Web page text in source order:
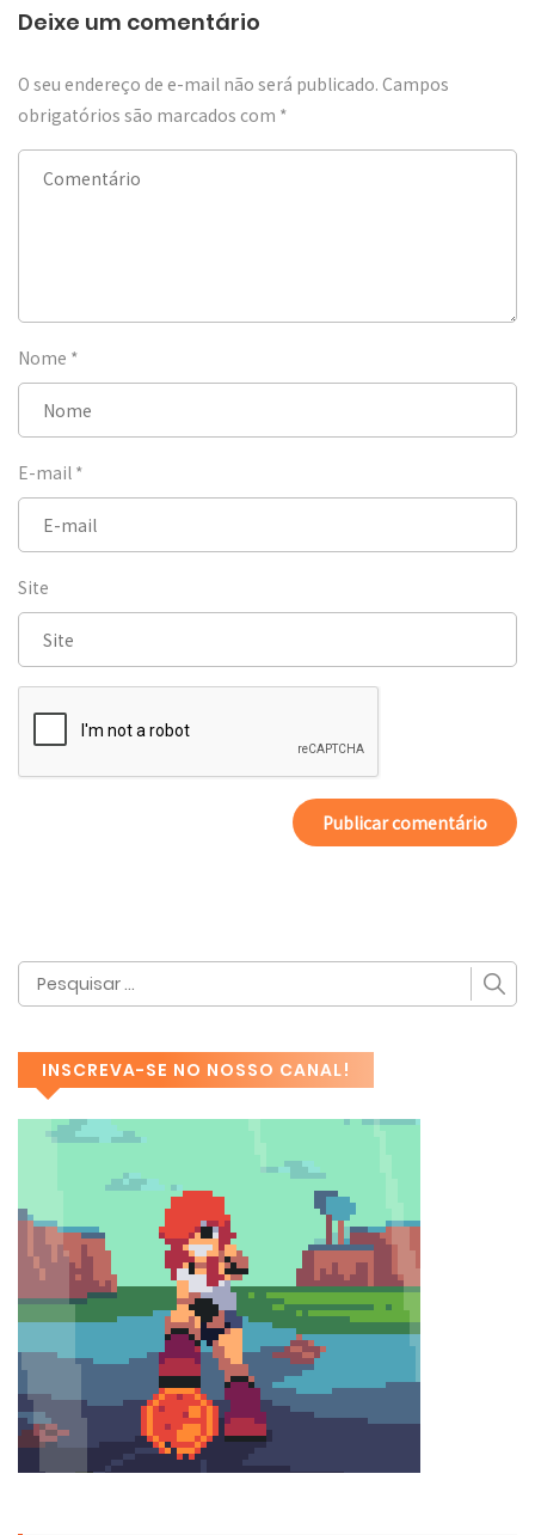
Deixe um comentário
O seu endereço de e-mail não será publicado. Campos
obrigatórios são marcados com *
Nome *
E-mail *
Site
INSCREVA-SE NO NOSSO CANAL!